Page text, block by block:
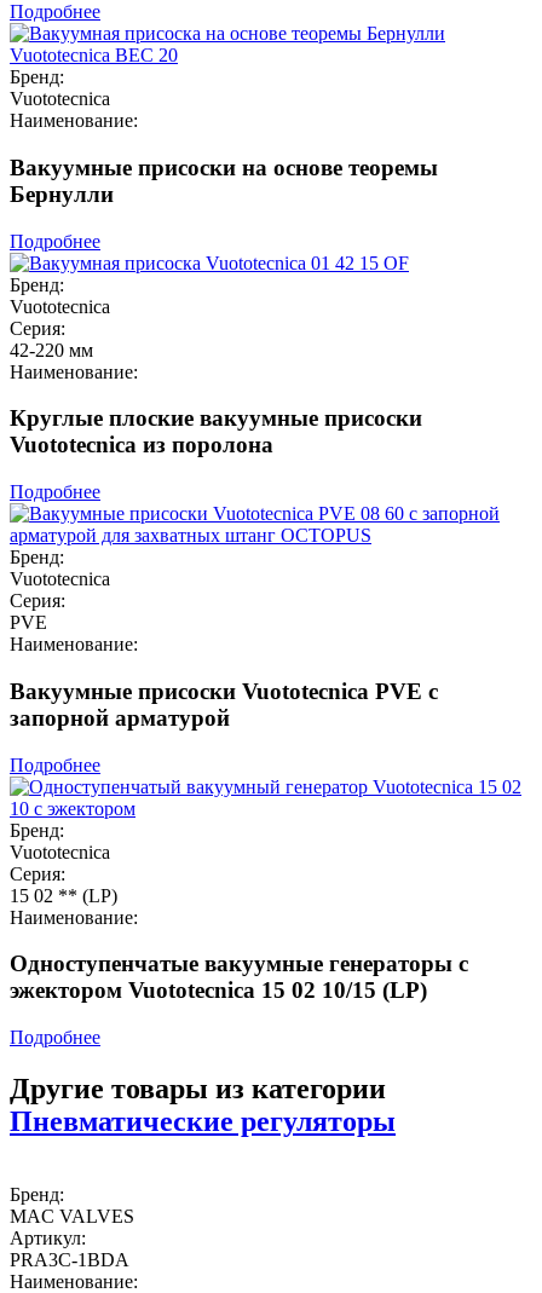
Подробнее
Бренд:
Vuototecnica
Наименование:
Вакуумные присоски на основе теоремы
Бернулли
Подробнее
Бренд:
Vuototecnica
Серия:
42-220 мм
Наименование:
Круглые плоские вакуумные присоски
Vuototecnica из поролона
Подробнее
Бренд:
Vuototecnica
Серия:
PVE
Наименование:
Вакуумные присоски Vuototecnica PVE с
запорной арматурой
Подробнее
Бренд:
Vuototecnica
Серия:
15 02 ** (LP)
Наименование:
Одноступенчатые вакуумные генераторы с
эжектором Vuototecnica 15 02 10/15 (LP)
Подробнее
Другие товары из категории
Пневматические регуляторы
Бренд:
MAC VALVES
Артикул:
PRA3C-1BDA
Наименование: